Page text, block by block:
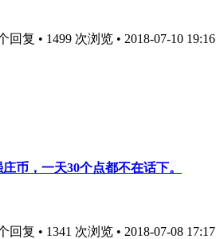
回复 • 1499 次浏览 • 2018-07-10 19:16
币，一天30个点都不在话下。
回复 • 1341 次浏览 • 2018-07-08 17:17